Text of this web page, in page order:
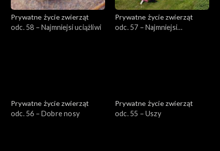
Prywatne życie zwierząt
odc. 58 – Najmniejsi uciążliwi
Prywatne życie zwierząt
odc. 57 – Najmniejsi
Prywatne życie zwierząt
odc. 56 – Dobre nosy
Prywatne życie zwierząt
odc. 55 – Uszy